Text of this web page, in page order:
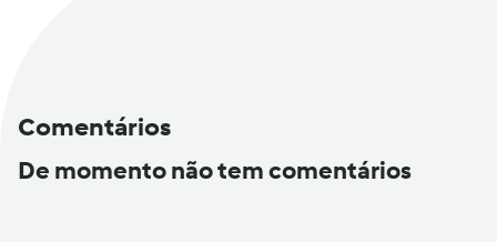
Comentários
De momento não tem comentários